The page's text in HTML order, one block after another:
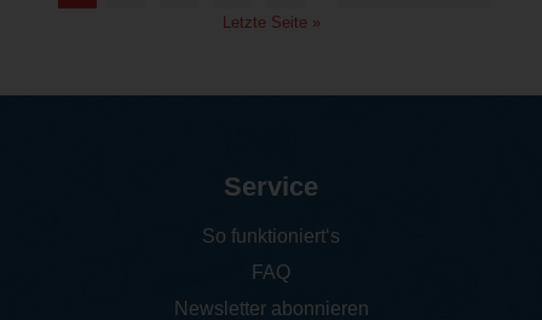
Letzte Seite »
Service
So funktioniert‘s
FAQ
Newsletter abonnieren